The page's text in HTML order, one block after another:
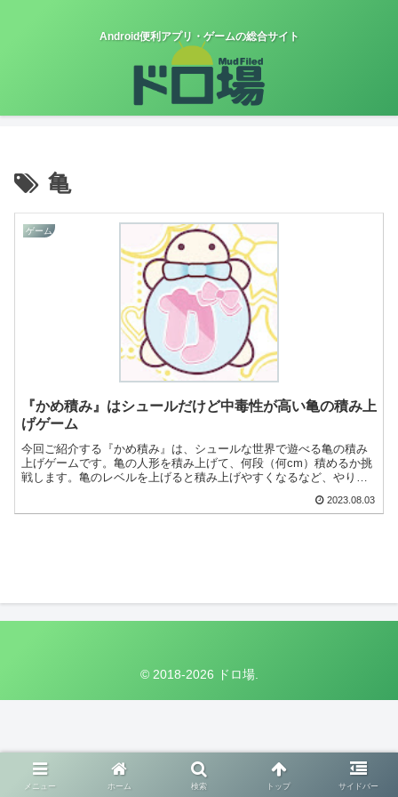
Android便利アプリ・ゲームの総合サイト
亀
ゲーム
『かめ積み』はシュールだけど中毒性が高い亀の積み上
げゲーム
今回ご紹介する『かめ積み』は、シュールな世界で遊べる亀の積み
上げゲームです。亀の人形を積み上げて、何段（何cm）積めるか挑
戦します。亀のレベルを上げると積み上げやすくなるなど、やり込
2023.08.03
© 2018-2026 ドロ場.
メニュー ホーム 検索 トップ サイドバー